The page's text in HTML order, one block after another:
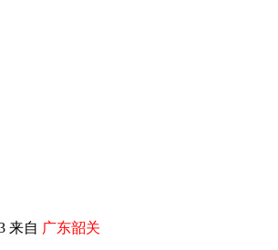
来自 广东韶关